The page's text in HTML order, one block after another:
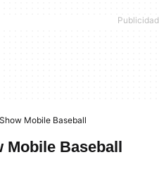
Mobile Baseball
Mobile Baseball